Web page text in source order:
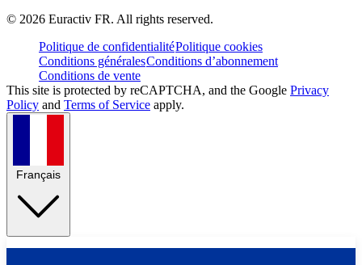
© 2026 Euractiv FR. All rights reserved.
Politique de confidentialitéPolitique cookies
Conditions généralesConditions d’abonnement
Conditions de vente
This site is protected by reCAPTCHA, and the Google Privacy
Policy and Terms of Service apply.
Français